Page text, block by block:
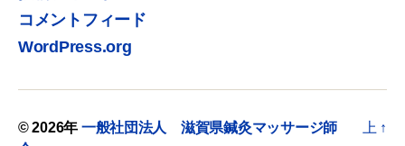
コメントフィード
WordPress.org
© 2026年 一般社団法人 滋賀県鍼灸マッサージ師
上 ↑